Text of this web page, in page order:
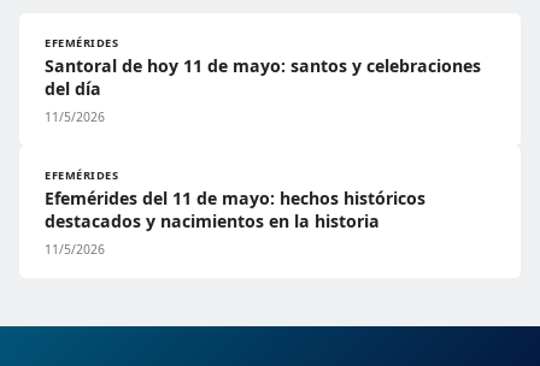
EFEMÉRIDES
Santoral de hoy 11 de mayo: santos y celebraciones
del día
11/5/2026
EFEMÉRIDES
Efemérides del 11 de mayo: hechos históricos
destacados y nacimientos en la historia
11/5/2026